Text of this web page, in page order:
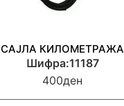
САЈЛА КИЛОМЕТРАЖА
Шифра:11187
400ден